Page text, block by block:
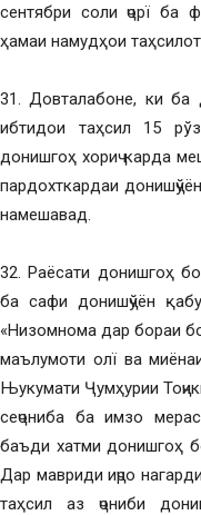
сентябри соли ҷорї ба
ҳамаи намудҳои
31. Довталабоне, ки ба
ибтидои таҳсил 15
донишгоҳ хориҷ карда
пардохткардаи
намешавад.
32. Раёсати донишгоҳ
ба сафи донишҷўён
«Низомнома дар бораи
маълумоти олї ва
Њукумати Ҷумҳурии
сеҷониба ба имзо
баъди хатми донишгоҳ
Дар мавриди иҷро
таҳсил аз ҷониби